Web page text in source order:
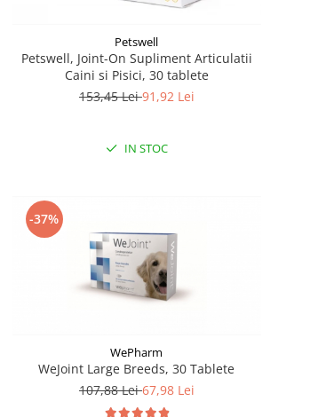
Petswell
Petswell, Joint-On Supliment Articulatii
Caini si Pisici, 30 tablete
153,45 Lei91,92 Lei
IN STOC
-37%
WePharm
WeJoint Large Breeds, 30 Tablete
107,88 Lei67,98 Lei